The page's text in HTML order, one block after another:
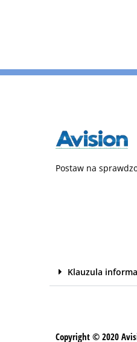
Postaw na
Klauzula
Copyright © 2020